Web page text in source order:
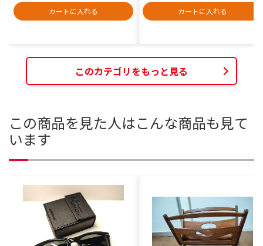
カートに入れる
カートに入れる
このカテゴリをもっと見る
この商品を見た人はこんな商品も見て
います